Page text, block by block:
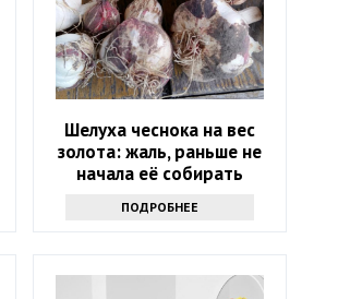
Шелуха чеснока на вес
золота: жаль, раньше не
начала её собирать
ПОДРОБНЕЕ